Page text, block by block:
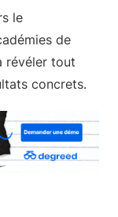
le
de
révéler tout
concrets.